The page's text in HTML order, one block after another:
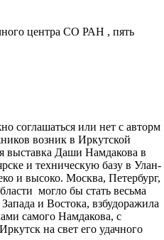
центра СО РАН , пять
соглашаться или нет с авторм
возник в Иркутской
выставка Даши Намдакова в
и техническую базу в Улан-
и высоко. Москва, Петербург,
могло бы стать весьма
и Востока, взбудоражила
самого Намдакова, с
на свет его удачного